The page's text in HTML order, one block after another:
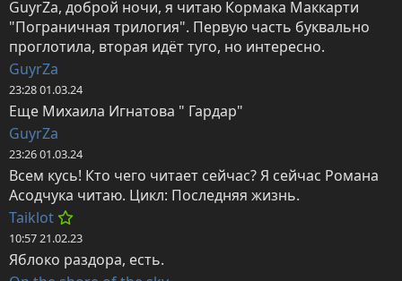
GuyrZa, доброй ночи, я читаю Кормака Маккарти
"Пограничная трилогия". Первую часть буквально
проглотила, вторая идёт туго, но интересно.
GuyrZa
23:28 01.03.24
Еще Михаила Игнатова " Гардар"
GuyrZa
23:26 01.03.24
Всем кусь! Кто чего читает сейчас? Я сейчас Романа
Асодчука читаю. Цикл: Последняя жизнь.
Taiklot
10:57 21.02.23
Яблоко раздора, есть.